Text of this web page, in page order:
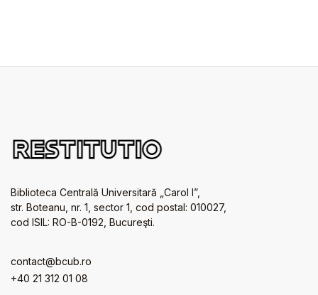
Biblioteca Centrală Universitară „Carol I”,
str. Boteanu, nr. 1, sector 1, cod postal: 010027,
cod ISIL: RO-B-0192, Bucureşti.
contact@bcub.ro
+40 21 312 01 08